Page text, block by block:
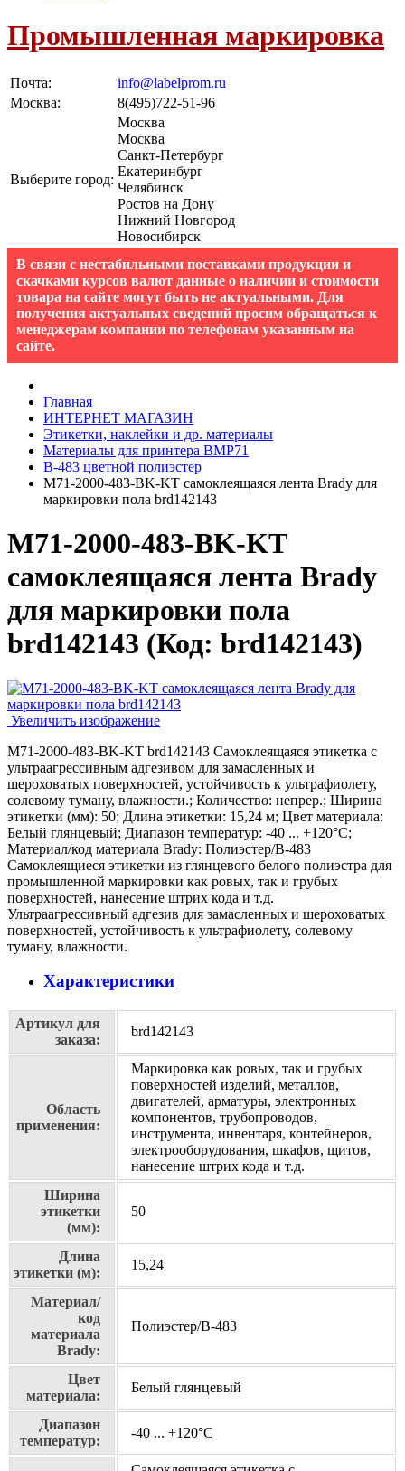
Промышленная маркировка
Почта:
info@labelprom.ru
Москва: 8(495)722-51-96
Выберите город:
Москва
Москва
Санкт-Петербург
Екатеринбург
Челябинск
Ростов на Дону
Нижний Новгород
Новосибирск
В связи с нестабильными поставками продукции и
скачками курсов валют данные о наличии и стоимости
товара на сайте могут быть не актуальными. Для
получения актуальных сведений просим обращаться к
менеджерам компании по телефонам указанным на
сайте.
Главная
ИНТЕРНЕТ МАГАЗИН
Этикетки, наклейки и др. материалы
Материалы для принтера BMP71
B-483 цветной полиэстер
M71-2000-483-BK-KT самоклеящаяся лента Brady для
маркировки пола brd142143
M71-2000-483-BK-KT
самоклеящаяся лента Brady
для маркировки пола
brd142143 (Код: brd142143)
Увеличить изображение
M71-2000-483-BK-KT brd142143 Самоклеящаяся этикетка с
ультраагрессивным адгезивом для замасленных и
шероховатых поверхностей, устойчивость к ультрафиолету,
солевому туману, влажности.; Количество: непрер.; Ширина
этикетки (мм): 50; Длина этикетки: 15,24 м; Цвет материала:
Белый глянцевый; Диапазон температур: -40 ... +120°С;
Материал/код материала Brady: Полиэстер/В-483
Самоклеящиеся этикетки из глянцевого белого полиэстра для
промышленной маркировки как ровых, так и грубых
поверхностей, нанесение штрих кода и т.д.
Ультраагрессивный адгезив для замасленных и шероховатых
поверхностей, устойчивость к ультрафиолету, солевому
туману, влажности.
Характеристики
Артикул для
заказа:
brd142143
Область
применения:
Маркировка как ровых, так и грубых
поверхностей изделий, металлов,
двигателей, арматуры, электронных
компонентов, трубопроводов,
инструмента, инвентаря, контейнеров,
электрооборудования, шкафов, щитов,
нанесение штрих кода и т.д.
Ширина
этикетки
(мм):
50
Длина
этикетки (м):
15,24
Материал/
код
материала
Brady:
Полиэстер/В-483
Цвет
материала:
Белый глянцевый
Диапазон
температур:
-40 ... +120°С